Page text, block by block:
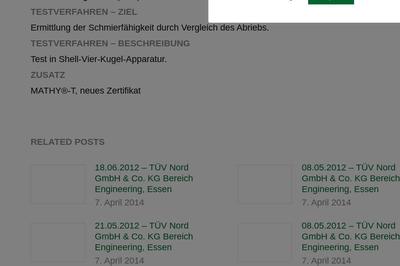
TESTVERFAHREN – ZIEL
Ermittlung der Schmierfähigkeit durch Vergleich des Abriebs.
TESTVERFAHREN – BESCHREIBUNG
Test in Shell-Vier-Kugel-Apparatur.
ZUSATZ
MATHY®-T, neues Zertifikat
RELATED POSTS
18.06.2012 – TÜV Nord
GmbH & Co. KG Bereich
Engineering, Essen
7. April 2014
08.05.2012 – TÜV Nord
GmbH & Co. KG Bereich
Engineering, Essen
7. April 2014
21.05.2012 – TÜV Nord
GmbH & Co. KG Bereich
Engineering, Essen
7. April 2014
08.05.2012 – TÜV Nord
GmbH & Co. KG Bereich
Engineering, Essen
7. April 2014